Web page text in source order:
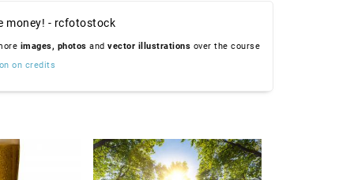
money! - rcfotostock
images, photos and vector illustrations over the course
on credits